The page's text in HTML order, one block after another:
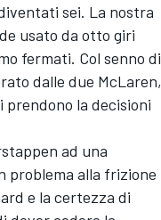
sei. La nostra
usato da otto giri
fermati. Col senno di
dalle due McLaren,
prendono la decisioni
ad una
problema alla frizione
e la certezza di